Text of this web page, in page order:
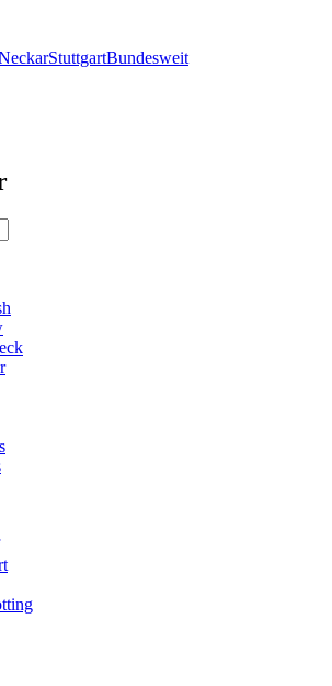
StuttgartBundesweit